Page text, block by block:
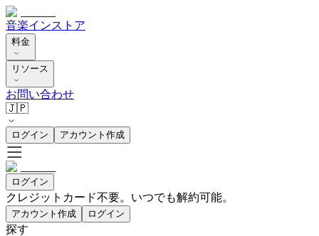
音楽インストア
料金
リソース
お問い合わせ
🇯🇵
ログイン アカウント作成
ログイン
クレジットカード不要。いつでも解約可能。
アカウント作成 ログイン
探す